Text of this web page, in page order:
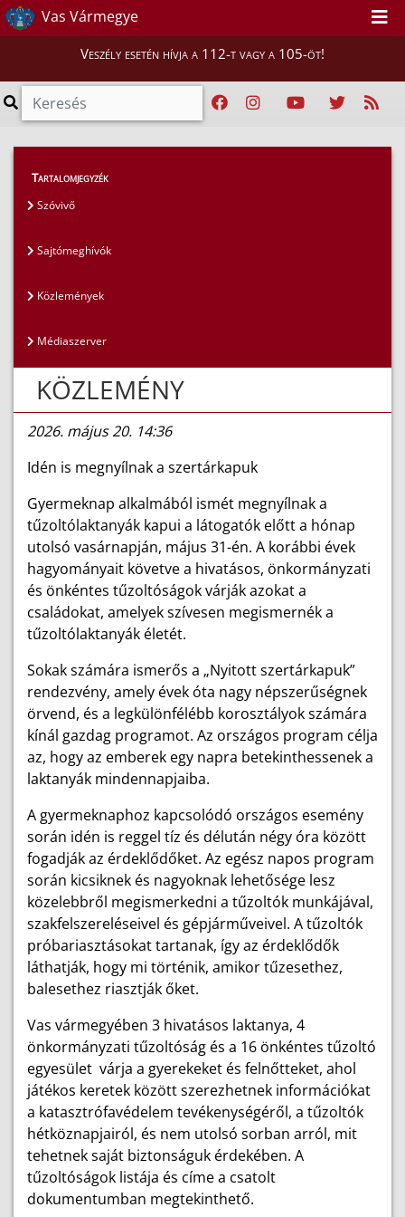
Vas Vármegye
Veszély esetén hívja a 112-t vagy a 105-öt!
Magunkról
Tartalomjegyzék
Szóvivő
Sajtómeghívók
Közlemények
Médiaszerver
KÖZLEMÉNY
2026. május 20. 14:36
Idén is megnyílnak a szertárkapuk
Gyermeknap alkalmából ismét megnyílnak a
tűzoltólaktanyák kapui a látogatók előtt a hónap
utolsó vasárnapján, május 31-én. A korábbi évek
hagyományait követve a hivatásos, önkormányzati
és önkéntes tűzoltóságok várják azokat a
családokat, amelyek szívesen megismernék a
tűzoltólaktanyák életét.
Sokak számára ismerős a „Nyitott szertárkapuk”
rendezvény, amely évek óta nagy népszerűségnek
örvend, és a legkülönfélébb korosztályok számára
kínál gazdag programot. Az országos program célja
az, hogy az emberek egy napra betekinthessenek a
laktanyák mindennapjaiba.
A gyermeknaphoz kapcsolódó országos esemény
során idén is reggel tíz és délután négy óra között
fogadják az érdeklődőket. Az egész napos program
során kicsiknek és nagyoknak lehetősége lesz
közelebbről megismerkedni a tűzoltók munkájával,
szakfelszereléseivel és gépjárműveivel. A tűzoltók
próbariasztásokat tartanak, így az érdeklődők
láthatják, hogy mi történik, amikor tűzesethez,
balesethez riasztják őket.
Vas vármegyében 3 hivatásos laktanya, 4
önkormányzati tűzoltóság és a 16 önkéntes tűzoltó
egyesület várja a gyerekeket és felnőtteket, ahol
játékos keretek között szerezhetnek információkat
a katasztrófavédelem tevékenységéről, a tűzoltók
hétköznapjairól, és nem utolsó sorban arról, mit
tehetnek saját biztonságuk érdekében. A
tűzoltóságok listája és címe a csatolt
dokumentumban megtekinthető.